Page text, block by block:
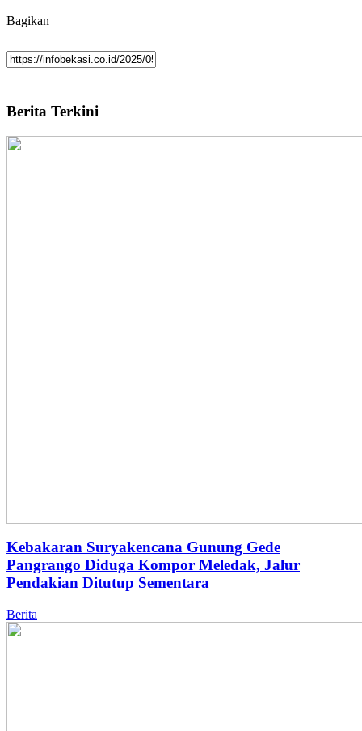
Bagikan
Berita Terkini
Kebakaran Suryakencana Gunung Gede
Pangrango Diduga Kompor Meledak, Jalur
Pendakian Ditutup Sementara
Berita